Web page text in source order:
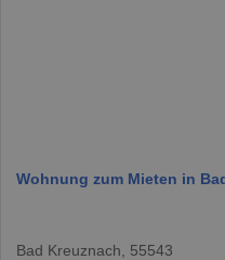
Wohnung zum Mieten in
Bad Kreuznach, 55543